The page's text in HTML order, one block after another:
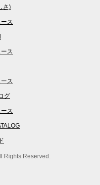
さ)
ス
ス
ス
グ
ス
Rights Reserved.